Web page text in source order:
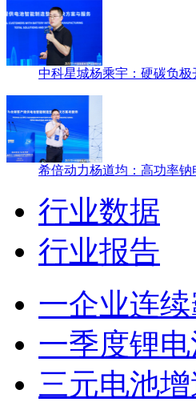
中科星城杨乘宇：硬碳负极
希倍动力杨道均：高功率
行业数据
行业报告
一企业连
一季度锂
三元电池